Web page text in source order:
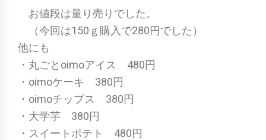
お値段は量り売りでした。
（今回は150ｇ購入で280円でした）
他にも
・丸ごとoimoアイス 480円
・oimoケーキ 380円
・oimoチップス 380円
・大学芋 380円
・スイートポテト 480円